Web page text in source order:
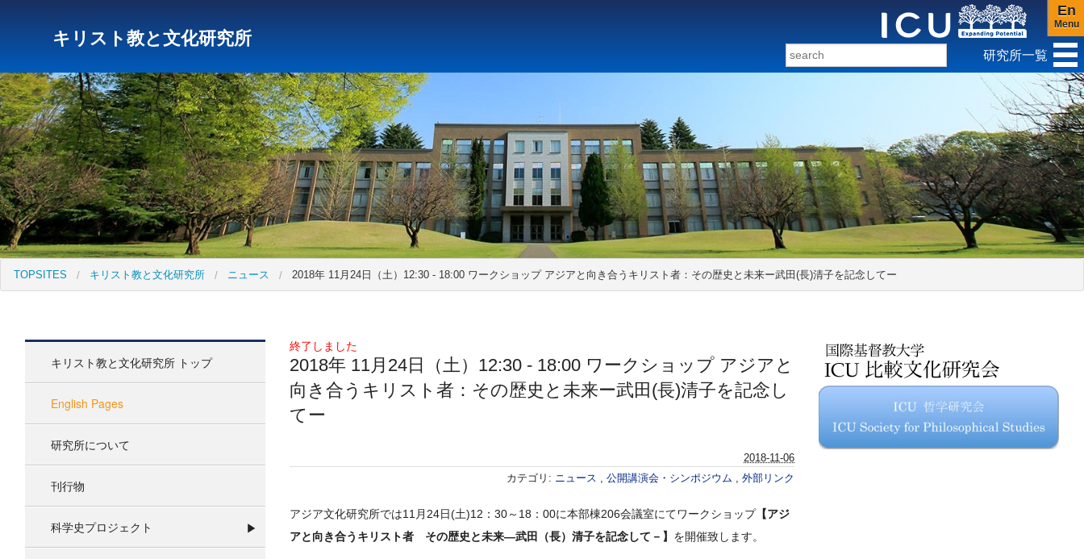
キリスト教と文化研究所
En
Menu
研究所トップ 教育研究所 社会科学研究所 キリスト教と文化研究所
研究所一覧
TOPSITES キリスト教と文化研究所 ニュース 2018年 11月24日（土）12:30 - 18:00 ワークショップ アジアと向き合うキリスト者：その歴史と未来ー武田(長)清子を記念してー
キリスト教と文化研究所 トップ
English Pages
研究所について
刊行物
科学史プロジェクト
終了しました
2018年 11月24日（土）12:30 - 18:00 ワークショップ アジアと
向き合うキリスト者：その歴史と未来ー武田(長)清子を記念し
てー
2018-11-06
カテゴリ: ニュース , 公開講演会・シンポジウム , 外部リンク
アジア文化研究所では11月24日(土)12：30～18：00に本部棟206会議室にてワークショップ【アジ
アと向き合うキリスト者 その歴史と未来―武田（長）清子を記念して－】 を開催致します。